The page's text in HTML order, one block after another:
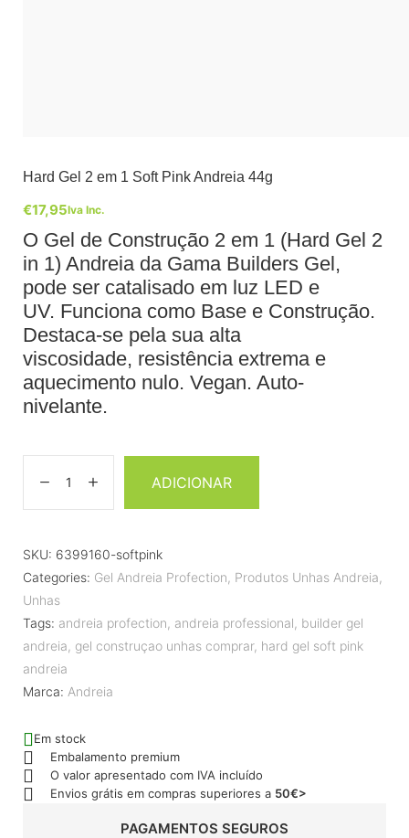
Hard Gel 2 em 1 Soft Pink Andreia 44g
€17,95Iva Inc.
O Gel de Construção 2 em 1 (Hard Gel 2
in 1) Andreia da Gama Builders Gel,
pode ser catalisado em luz LED e
UV. Funciona como Base e Construção.
Destaca-se pela sua alta
viscosidade, resistência extrema e
aquecimento nulo. Vegan. Auto-
nivelante.
ADICIONAR
SKU: 6399160-softpink
Categories: Gel Andreia Profection, Produtos Unhas Andreia,
Unhas
Tags: andreia profection, andreia professional, builder gel
andreia, gel construçao unhas comprar, hard gel soft pink
andreia
Marca: Andreia
Em stock
Embalamento premium
O valor apresentado com IVA incluído
Envios grátis em compras superiores a 50€>
PAGAMENTOS SEGUROS